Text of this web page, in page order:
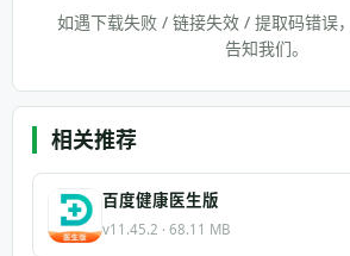
如遇下载失败 / 链接失效 / 提取码错误
告知我们。
相关推荐
百度健康医生版
v11.45.2 · 68.11 MB